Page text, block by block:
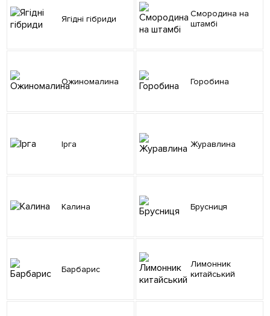
Ягідні гібриди
Смородина на
штамбі
Ожиномалина Горобина
Ірга Журавлина
Калина Брусниця
Барбарис
Лимонник
китайський